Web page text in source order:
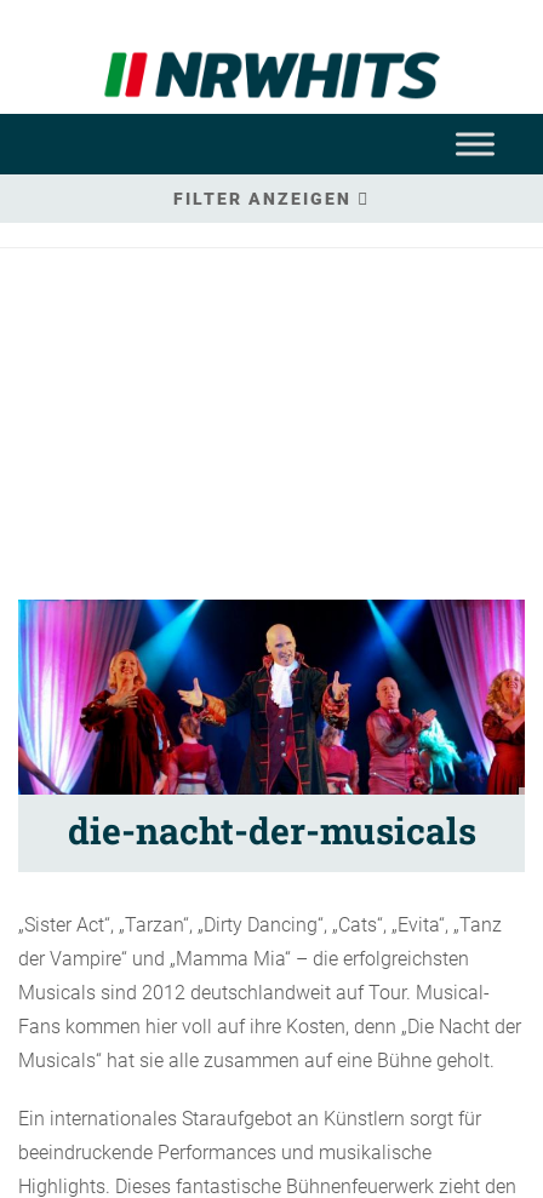
FILTER ANZEIGEN
die-nacht-der-musicals
„Sister Act“, „Tarzan“, „Dirty Dancing“, „Cats“, „Evita“, „Tanz
der Vampire“ und „Mamma Mia“ – die erfolgreichsten
Musicals sind 2012 deutschlandweit auf Tour. Musical-
Fans kommen hier voll auf ihre Kosten, denn „Die Nacht der
Musicals“ hat sie alle zusammen auf eine Bühne geholt.
Ein internationales Staraufgebot an Künstlern sorgt für
beeindruckende Performances und musikalische
Highlights. Dieses fantastische Bühnenfeuerwerk zieht den